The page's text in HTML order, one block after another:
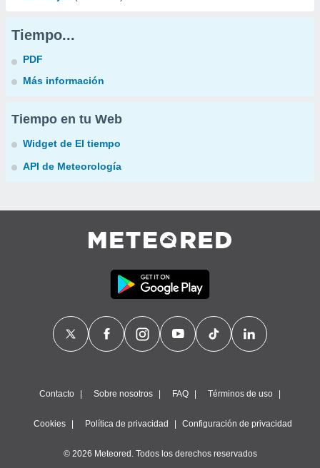
Tiempo...
PDF
Más información
Tiempo en tu Web
Widget de El tiempo
API de Meteorología
Contacto Sobre nosotros FAQ Términos de uso
Cookies Política de privacidad Configuración de privacidad
© 2026 Meteored. Todos los derechos reservados